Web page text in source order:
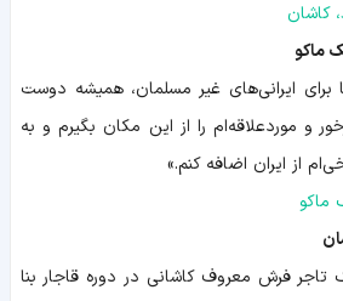
برای ایرانی‌های غیر مسلمان، همیشه دوست
و موردعلاقه‌ام را از این مکان بگیرم و به
از ایران اضافه کنم.»
تاجر فرش معروف کاشانی در دوره قاجار بنا